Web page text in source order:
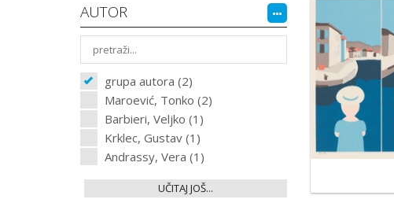
AUTOR
grupa autora (2)
Maroević, Tonko (2)
Barbieri, Veljko (1)
Krklec, Gustav (1)
Andrassy, Vera (1)
UČITAJ JOŠ...